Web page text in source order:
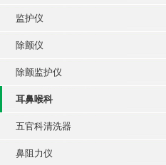
监护仪
除颤仪
除颤监护仪
耳鼻喉科
五官科清洗器
鼻阻力仪